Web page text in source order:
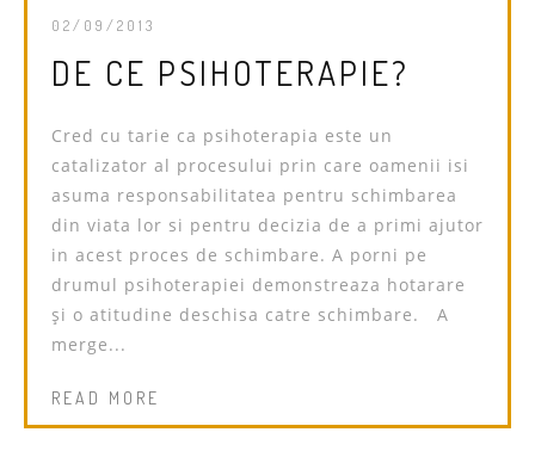
02/09/2013
DE CE PSIHOTERAPIE?
Cred cu tarie ca psihoterapia este un
catalizator al procesului prin care oamenii isi
asuma responsabilitatea pentru schimbarea
din viata lor si pentru decizia de a primi ajutor
in acest proces de schimbare. A porni pe
drumul psihoterapiei demonstreaza hotarare
și o atitudine deschisa catre schimbare. A
merge...
READ MORE